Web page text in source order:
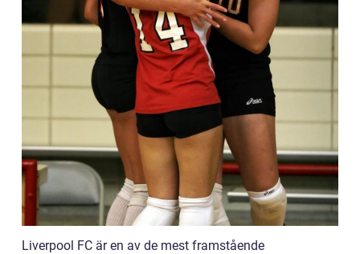
Liverpool FC är en av de mest framstående